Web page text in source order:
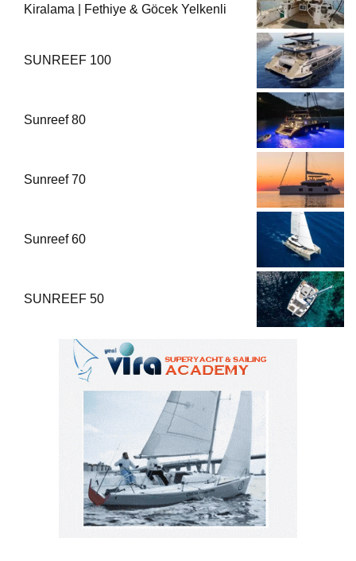
Kiralama | Fethiye & Göcek Yelkenli
SUNREEF 100
Sunreef 80
Sunreef 70
Sunreef 60
SUNREEF 50